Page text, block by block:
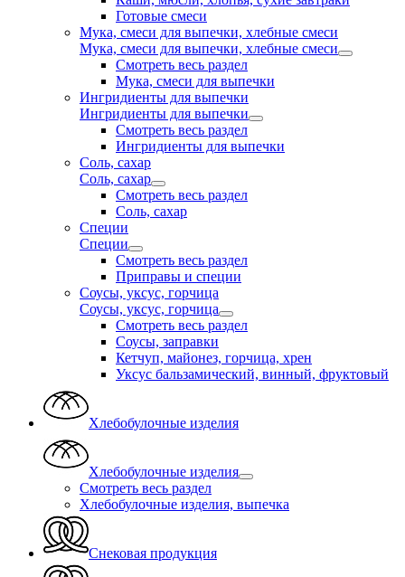
Готовые смеси
Мука, смеси для выпечки, хлебные смеси
Мука, смеси для выпечки, хлебные смеси
Смотреть весь раздел
Мука, смеси для выпечки
Ингридиенты для выпечки
Ингридиенты для выпечки
Смотреть весь раздел
Ингридиенты для выпечки
Соль, сахар
Соль, сахар
Смотреть весь раздел
Соль, сахар
Специи
Специи
Смотреть весь раздел
Приправы и специи
Соусы, уксус, горчица
Соусы, уксус, горчица
Смотреть весь раздел
Соусы, заправки
Кетчуп, майонез, горчица, хрен
Уксус бальзамический, винный, фруктовый
Хлебобулочные изделия
Хлебобулочные изделия
Смотреть весь раздел
Хлебобулочные изделия, выпечка
Снековая продукция